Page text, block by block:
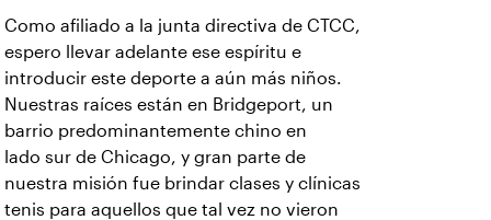
Como afiliado a la junta directiva de CTCC,
espero llevar adelante ese espíritu e
introducir este deporte a aún más niños.
Nuestras raíces están en Bridgeport, un
barrio predominantemente chino en
lado sur de Chicago, y gran parte de
nuestra misión fue brindar clases y clínicas
tenis para aquellos que tal vez no vieron